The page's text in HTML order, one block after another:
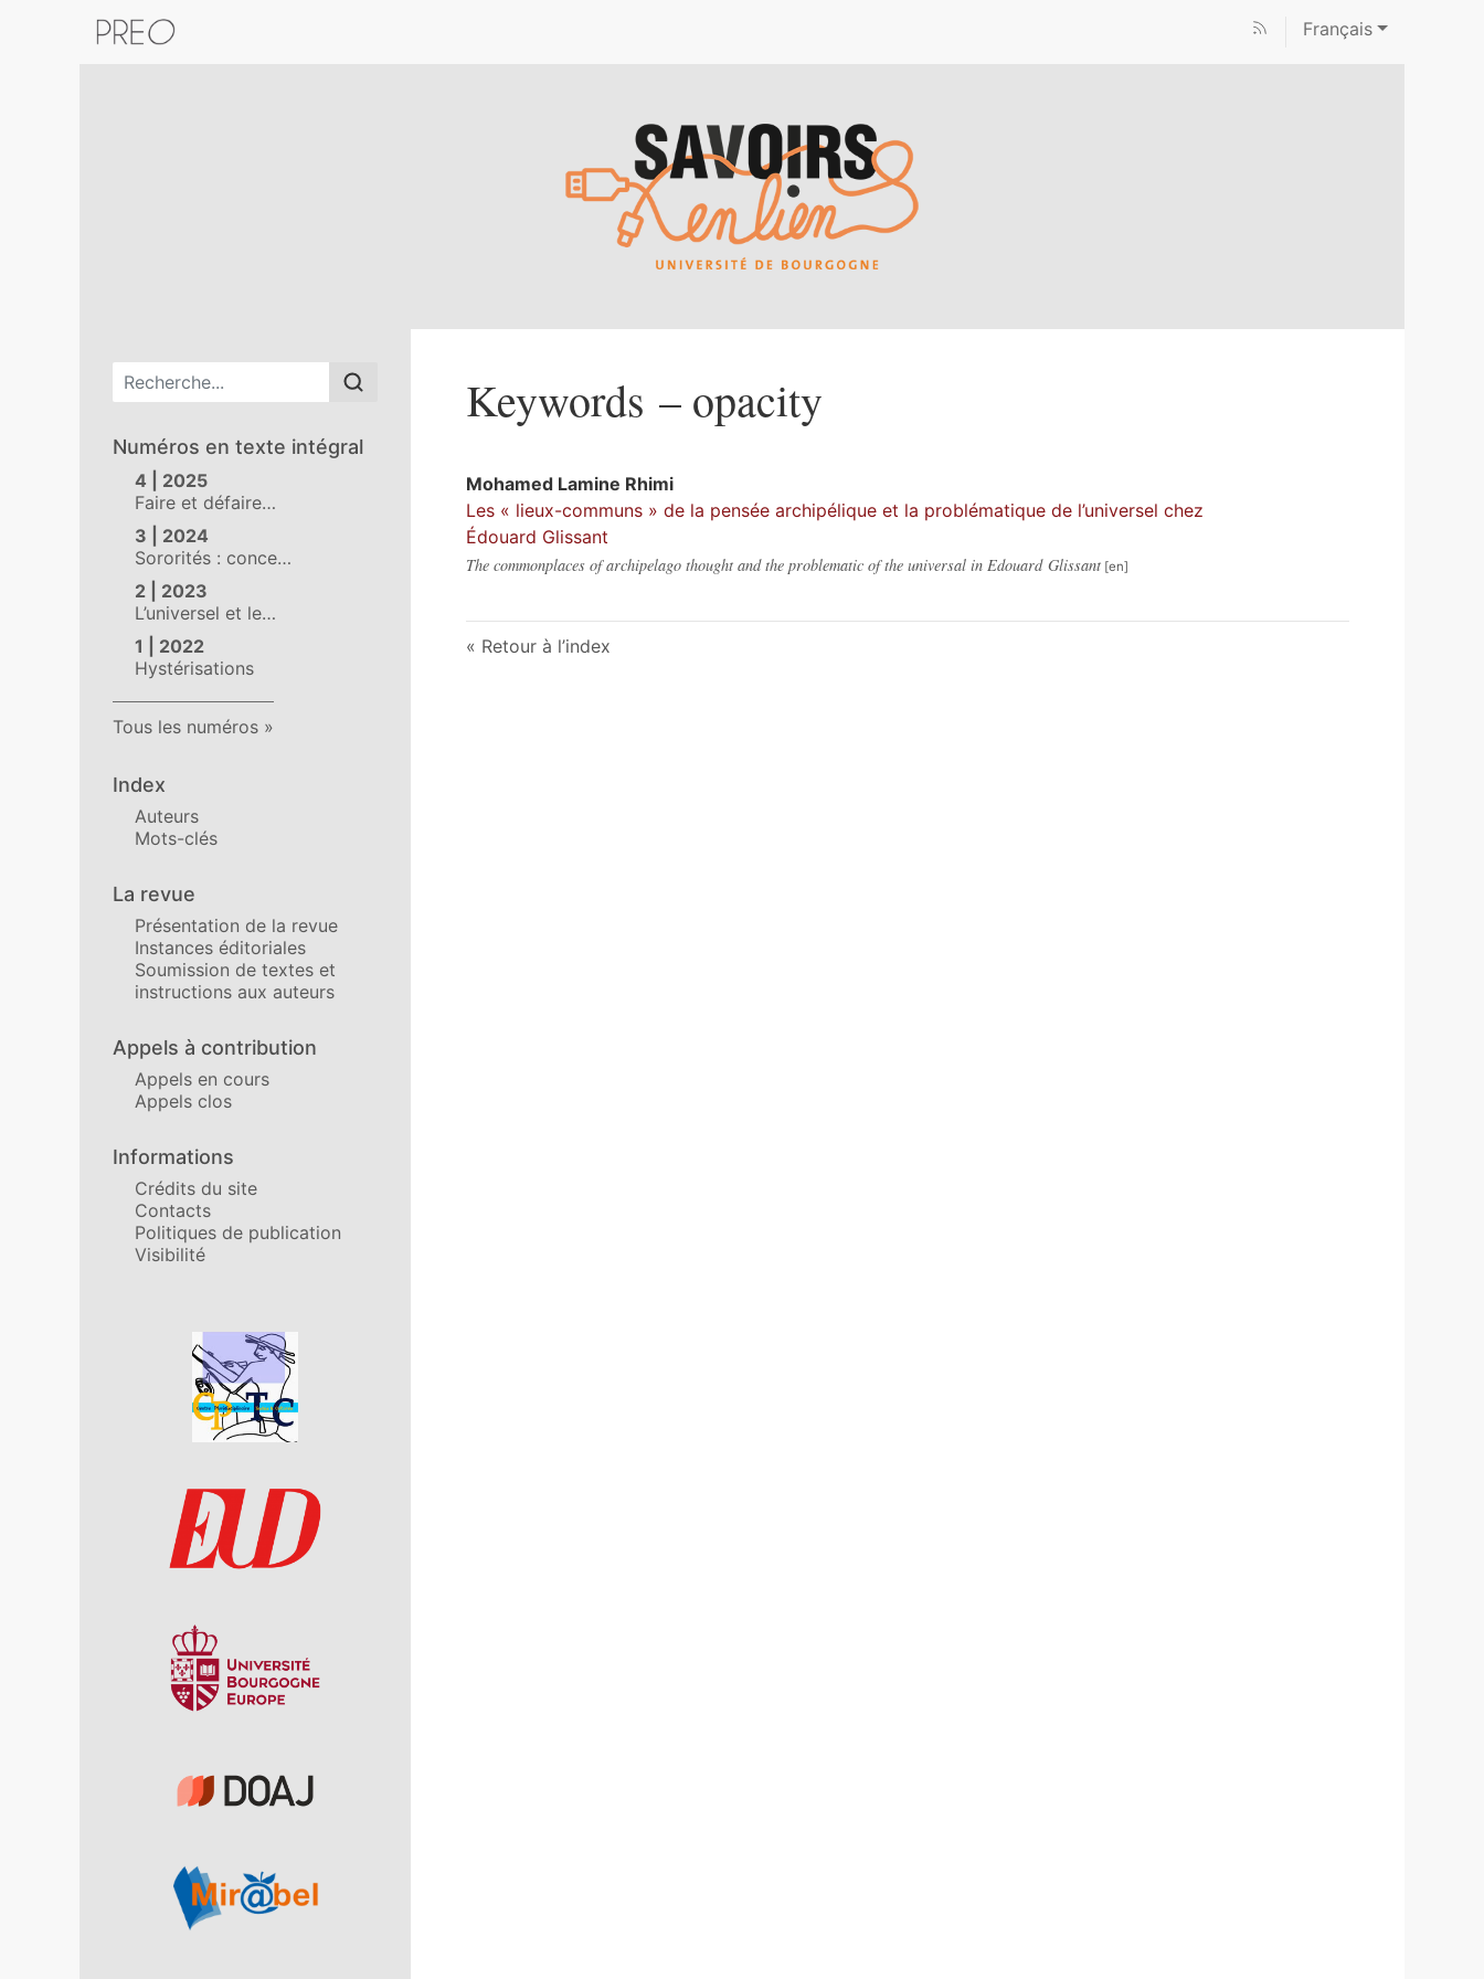
Français
Menu principal
Numéros en texte intégral
4 | 2025
Faire et défaire…
3 | 2024
Sororités : conce…
2 | 2023
L’universel et le…
1 | 2022
Hystérisations
Tous les numéros
Index
Auteurs
Mots-clés
La revue
Présentation de la revue
Instances éditoriales
Soumission de textes et
instructions aux auteurs
Appels à contribution
Appels en cours
Appels clos
Informations
Crédits du site
Contacts
Politiques de publication
Visibilité
Affiliations/partenaires
Keywords – opacity
Mohamed Lamine Rhimi
Les « lieux-communs » de la pensée archipélique et la problématique de l’universel chez
Édouard Glissant
The commonplaces of archipelago thought and the problematic of the universal in Edouard Glissant
Retour à l’index